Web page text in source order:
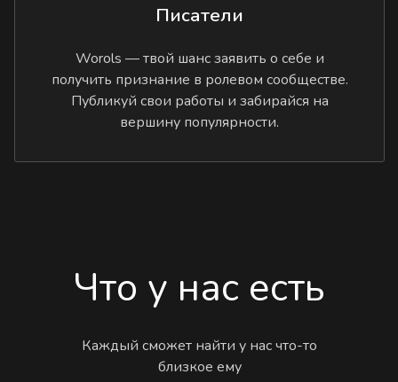
Писатели
Worols — твой шанс заявить о себе и
получить признание в ролевом сообществе.
Публикуй свои работы и забирайся на
вершину популярности.
Что у нас есть
Каждый сможет найти у нас что-то
близкое ему